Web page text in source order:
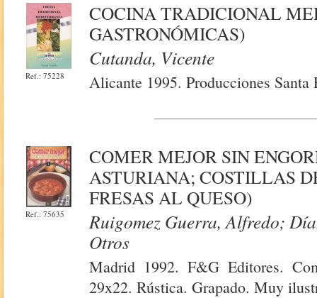
Ref.: 75228
COCINA TRADICIONAL
GASTRONÓMICAS)
Cutanda, Vicente
Alicante 1995. Producciones
Ref.: 75635
COMER MEJOR SIN
ASTURIANA; COSTILLAS
FRESAS AL QUESO)
Ruigomez Guerra, Alfredo;
Otros
Madrid 1992. F&G Editores.
29x22. Rústica. Grapado. Muy